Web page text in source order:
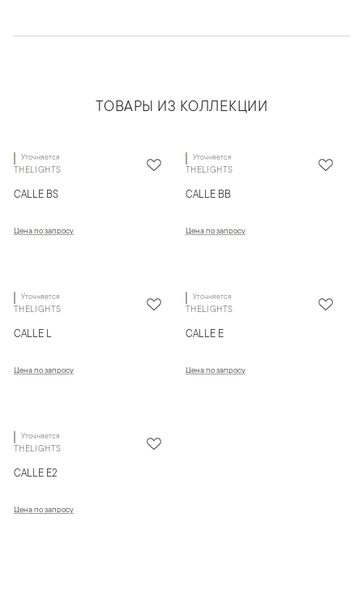
ТОВАРЫ ИЗ КОЛЛЕКЦИИ
Уточняется
THELIGHTS
CALLE BS
Цена по запросу
Уточняется
THELIGHTS
CALLE BB
Цена по запросу
Уточняется
THELIGHTS
CALLE L
Цена по запросу
Уточняется
THELIGHTS
CALLE E
Цена по запросу
Уточняется
THELIGHTS
CALLE E2
Цена по запросу